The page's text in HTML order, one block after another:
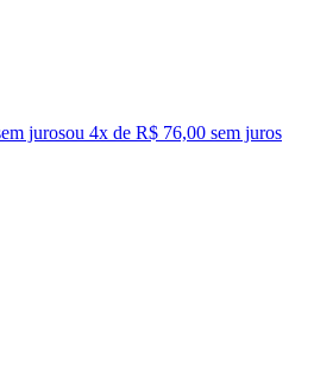
jurosou 4x de R$ 76,00 sem juros